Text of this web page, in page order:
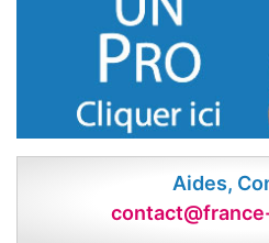
Aides,